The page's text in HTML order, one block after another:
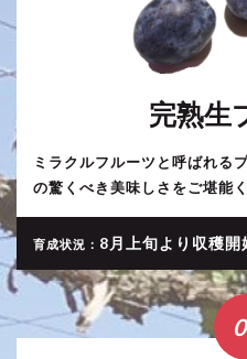
完熟生
ミラクルフルーツと呼ばれる
の驚くべき美味しさをご堪能く
育成状況： 8月上旬より収穫開